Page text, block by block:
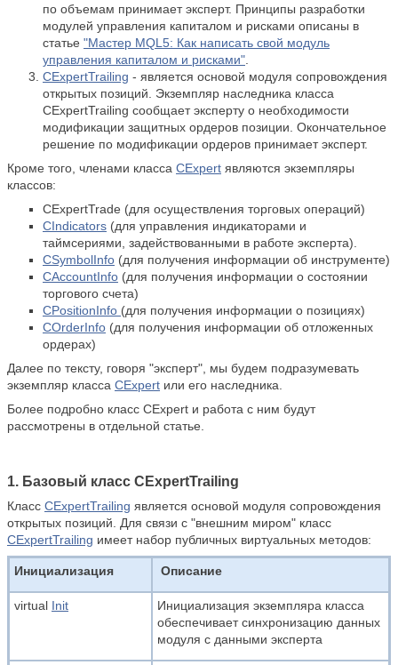
по объемам принимает эксперт. Принципы разработки
модулей управления капиталом и рисками описаны в
статье "Мастер MQL5: Как написать свой модуль
управления капиталом и рисками"
CExpertTrailing - является основой модуля сопровождения
открытых позиций. Экземпляр наследника класса
CExpertTrailing сообщает эксперту о необходимости
модификации защитных ордеров позиции. Окончательное
решение по модификации ордеров принимает эксперт.
Кроме того, членами класса CExpert являются экземпляры
классов:
CExpertTrade (для осуществления торговых операций)
CIndicators (для управления индикаторами и
таймсериями, задействованными в работе эксперта).
CSymbolInfo (для получения информации об инструменте)
CAccountInfo (для получения информации о состоянии
торгового счета)
CPositionInfo (для получения информации о позициях)
COrderInfo (для получения информации об отложенных
ордерах)
Далее по тексту, говоря "эксперт", мы будем подразумевать
экземпляр класса CExpert или его наследника.
Более подробно класс CExpert и работа с ним будут
рассмотрены в отдельной статье.
1. Базовый класс CExpertTrailing
Класс CExpertTrailing является основой модуля сопровождения
открытых позиций. Для связи с "внешним миром" класс
CExpertTrailing имеет набор публичных виртуальных методов:
Инициализация Описание
virtual Init
Инициализация экземпляра класса
обеспечивает синхронизацию данных
модуля с данными эксперта